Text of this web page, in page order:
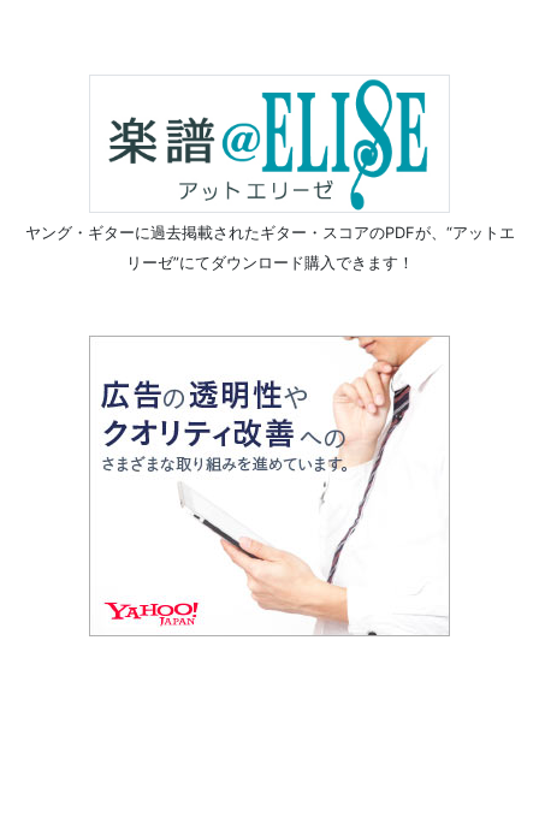
ヤング・ギターに過去掲載されたギター・スコアのPDFが、 “アットエ
リーゼ”にてダウンロード購入できます！